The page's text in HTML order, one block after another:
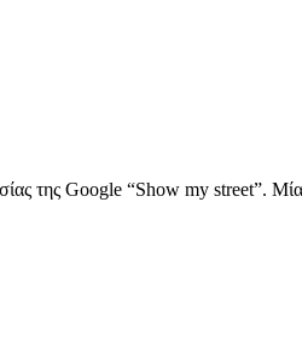
της Google “Show my street”.